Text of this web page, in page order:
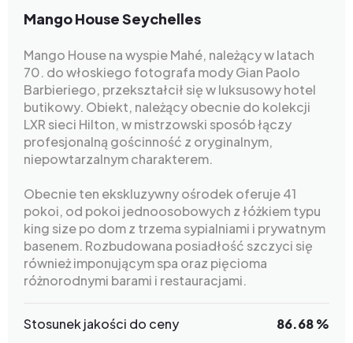
Mango House Seychelles
Mango House na wyspie Mahé, należący w latach
70. do włoskiego fotografa mody Gian Paolo
Barbieriego, przekształcił się w luksusowy hotel
butikowy. Obiekt, należący obecnie do kolekcji
LXR sieci Hilton, w mistrzowski sposób łączy
profesjonalną gościnność z oryginalnym,
niepowtarzalnym charakterem.
Obecnie ten ekskluzywny ośrodek oferuje 41
pokoi, od pokoi jednoosobowych z łóżkiem typu
king size po dom z trzema sypialniami i prywatnym
basenem. Rozbudowana posiadłość szczyci się
również imponującym spa oraz pięcioma
różnorodnymi barami i restauracjami.
Stosunek jakości do ceny 86.68 %